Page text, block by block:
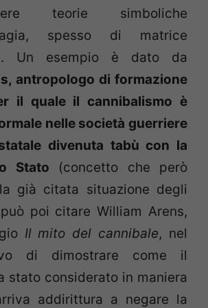
teorie simboliche
spesso di matrice
Un esempio è dato da
antropologo di formazione
il quale il cannibalismo è
nelle società guerriere
divenuta tabù con la
Stato (concetto che però
già citata situazione degli
poi citare William Arens,
Il mito del cannibale, nel
di dimostrare come il
stato considerato in maniera
addirittura a negare la